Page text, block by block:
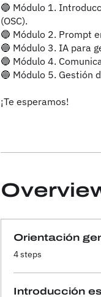
🔵 Módulo 1.
(OSC).
🔵 Módulo 2. Prompt
🔵 Módulo 3. IA para
🔵 Módulo 4.
🔵 Módulo 5. Gestión
¡Te esperamos!
Orientación
.
4 steps
Introducción